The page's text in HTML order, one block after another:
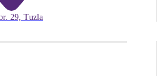
29, Tuzla